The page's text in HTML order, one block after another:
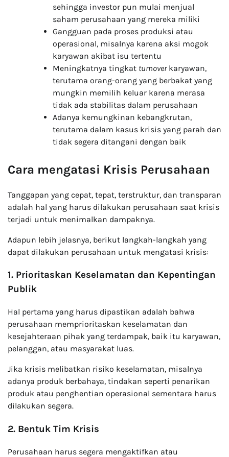
sehingga investor pun mulai menjual
saham perusahaan yang mereka miliki
Gangguan pada proses produksi atau
operasional, misalnya karena aksi mogok
karyawan akibat isu tertentu
Meningkatnya tingkat turnoverkaryawan,
terutama orang-orang yang berbakat yang
mungkin memilih keluar karena merasa
tidak ada stabilitas dalam perusahaan
Adanya kemungkinan kebangkrutan,
terutama dalam kasus krisis yang parah dan
tidak segera ditangani dengan baik
Cara mengatasi Krisis Perusahaan
Tanggapan yang cepat, tepat, terstruktur, dan transparan
adalah hal yang harus dilakukan perusahaan saat krisis
terjadi untuk menimalkan dampaknya.
Adapun lebih jelasnya, berikut langkah-langkah yang
dapat dilakukan perusahaan untuk mengatasi krisis:
1. Prioritaskan Keselamatan dan Kepentingan
Publik
Hal pertama yang harus dipastikan adalah bahwa
perusahaan memprioritaskan keselamatan dan
kesejahteraan pihak yang terdampak, baik itu karyawan,
pelanggan, atau masyarakat luas.
Jika krisis melibatkan risiko keselamatan, misalnya
adanya produk berbahaya, tindakan seperti penarikan
produk atau penghentian operasional sementara harus
dilakukan segera.
2. Bentuk Tim Krisis
Perusahaan harus segera mengaktifkan atau